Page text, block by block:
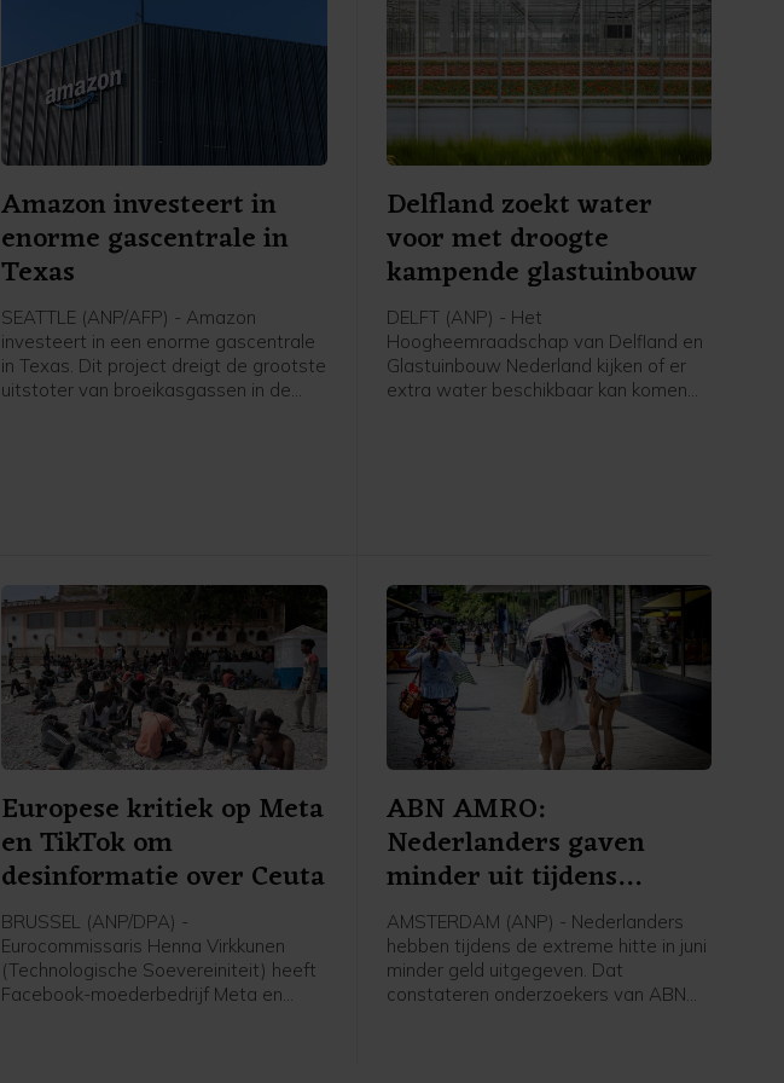
Amazon investeert in
enorme gascentrale in
Texas
SEATTLE (ANP/AFP) - Amazon
investeert in een enorme gascentrale
in Texas. Dit project dreigt de grootste
uitstoter van broeikasgassen in de
Delfland zoekt water
voor met droogte
kampende glastuinbouw
DELFT (ANP) - Het
Hoogheemraadschap van Delfland en
Glastuinbouw Nederland kijken of er
extra water beschikbaar kan komen
aanvoeren.
Europese kritiek op Meta
en TikTok om
desinformatie over Ceuta
BRUSSEL (ANP/DPA) -
Eurocommissaris Henna Virkkunen
(Technologische Soevereiniteit) heeft
Facebook-moederbedrijf Meta en
ABN AMRO:
Nederlanders gaven
minder uit tijdens
extreme hitte
AMSTERDAM (ANP) - Nederlanders
hebben tijdens de extreme hitte in juni
minder geld uitgegeven. Dat
constateren onderzoekers van ABN